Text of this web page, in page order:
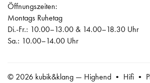
Öffnungszeiten:
Montags Ruhetag
Di.-Fr.: 10.00–13.00 & 14.00–18.30 Uhr
Sa.: 10.00–14.00 Uhr
© 2026 kubik&klang — Highend • Hifi •